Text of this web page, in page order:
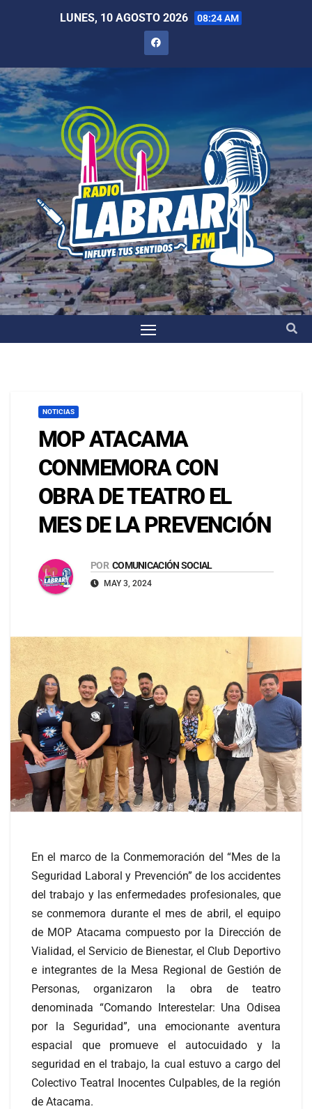
LUNES, 10 AGOSTO 2026 08:24 AM
NOTICIAS
MOP ATACAMA
CONMEMORA CON
OBRA DE TEATRO EL
MES DE LA PREVENCIÓN
POR COMUNICACIÓN SOCIAL
MAY 3, 2024
En el marco de la Conmemoración del “Mes de la
Seguridad Laboral y Prevención” de los accidentes
del trabajo y las enfermedades profesionales, que
se conmemora durante el mes de abril, el equipo
de MOP Atacama compuesto por la Dirección de
Vialidad, el Servicio de Bienestar, el Club Deportivo
e integrantes de la Mesa Regional de Gestión de
Personas, organizaron la obra de teatro
denominada “Comando Interestelar: Una Odisea
por la Seguridad”, una emocionante aventura
espacial que promueve el autocuidado y la
seguridad en el trabajo, la cual estuvo a cargo del
Colectivo Teatral Inocentes Culpables, de la región
de Atacama.